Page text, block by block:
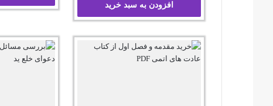
افزودن به سبد خرید